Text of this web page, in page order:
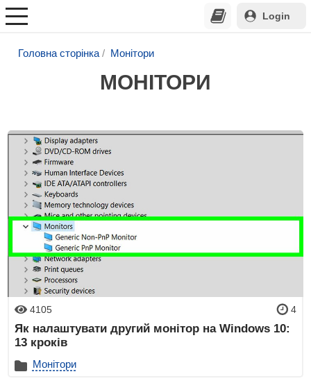
Login
Головна сторінка Монітори
МОНІТОРИ
4105 4
Як налаштувати другий монітор на Windows 10:
13 кроків
Монітори